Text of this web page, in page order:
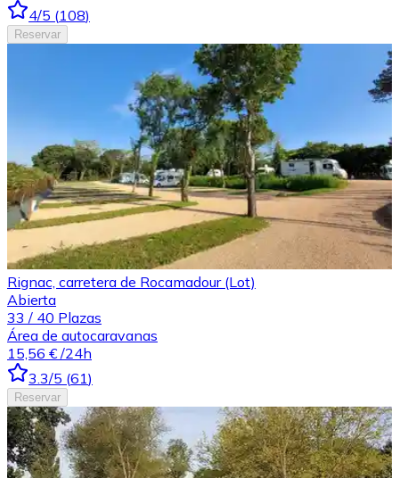
4/5 (108)
Reservar
Rignac, carretera de Rocamadour (Lot)
Abierta
33 / 40 Plazas
Área de autocaravanas
15,56 € /24h
3.3/5 (61)
Reservar